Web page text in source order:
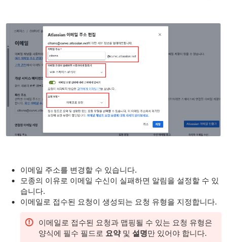
이메일 주소를 변경할 수 있습니다.
모종의 이유로 이메일 수신이 실패하면 알림을 설정할 수 있
습니다.
이메일로 접수된 요청이 생성되는 요청 유형을 지정합니다.
이메일로 접수된 요청과 맵핑될 수 있는 요청 유형은
양식에 필수 필드로 요약및 설명만 있어야 합니다.